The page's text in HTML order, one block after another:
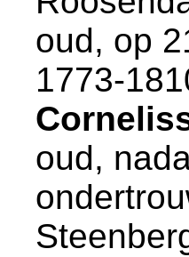
oud, op
1773-
oud,